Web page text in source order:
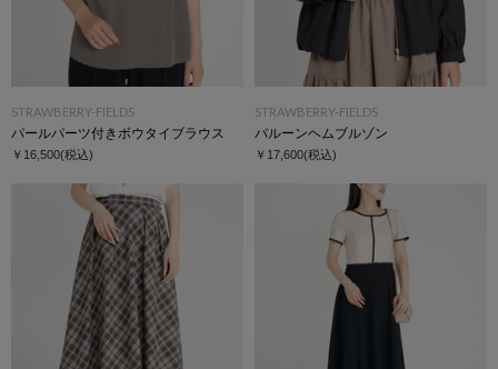
STRAWBERRY-FIELDS
パールパーツ付きボウタイブラウス
￥16,500(税込)
STRAWBERRY-FIELDS
バルーンヘムブルゾン
￥17,600(税込)